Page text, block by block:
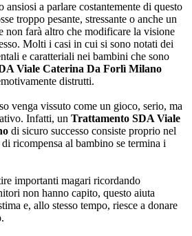
ansiosi a parlare costantemente di questo
troppo pesante, stressante o anche un
non farà altro che modificare la visione
Molti i casi in cui si sono notati dei
e caratteriali nei bambini che sono
Viale Caterina Da Forlì Milano
distrutti.
venga vissuto come un gioco, serio, ma
Infatti, un Trattamento SDA Viale
di sicuro successo consiste proprio nel
ricompensa al bambino se termina i
importanti magari ricordando
non hanno capito, questo aiuta
e, allo stesso tempo, riesce a donare